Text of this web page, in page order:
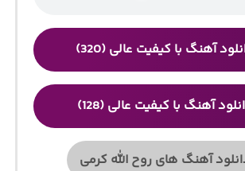
آهنگ با کیفیت عالی (320)
آهنگ با کیفیت عالی (128)
آهنگ های روح الله کرمی